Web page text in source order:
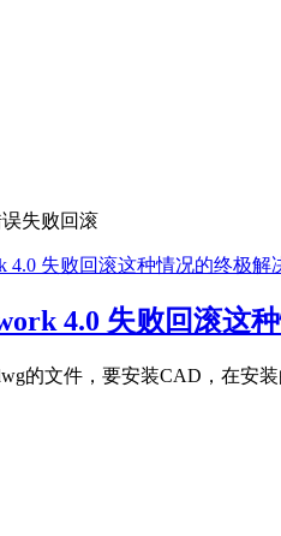
误失败回滚
4.0 失败回滚这
的文件，要安装CAD，在安